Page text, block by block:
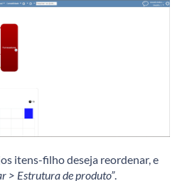
itens-filho deseja reordenar, e
> Estrutura de produto”.